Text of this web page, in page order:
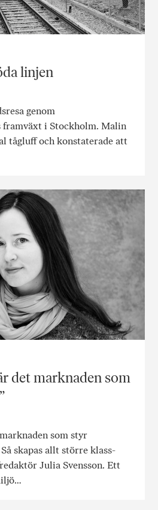
linjen
genom
i Stockholm. Malin
tågluff och konstaterade att
det marknaden som
som styr
skapas allt större klass­
Julia Svensson. Ett